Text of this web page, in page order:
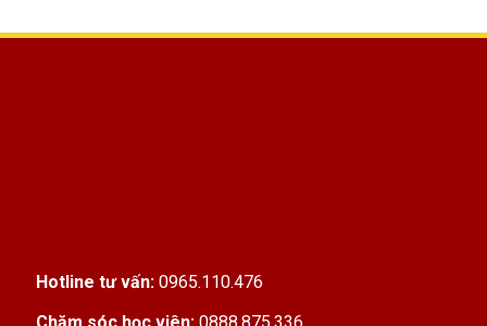
Hotline tư vấn: 0965.110.476